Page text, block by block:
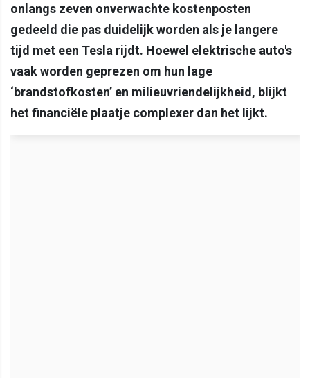
onlangs zeven onverwachte kostenposten
gedeeld die pas duidelijk worden als je langere
tijd met een Tesla rijdt. Hoewel elektrische auto's
vaak worden geprezen om hun lage
‘brandstofkosten’ en milieuvriendelijkheid, blijkt
het financiële plaatje complexer dan het lijkt.